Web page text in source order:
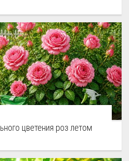
цветения роз летом